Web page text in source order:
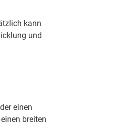
kann
und
einen
breiten